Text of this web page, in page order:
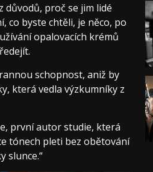
proč se jim lidé
co byste chtěli, je něco, po
opalovacích krémů
schopnost, aniž by
která vedla výzkumníky z
první autor studie, která
tónech pleti bez obětování
slunce.“